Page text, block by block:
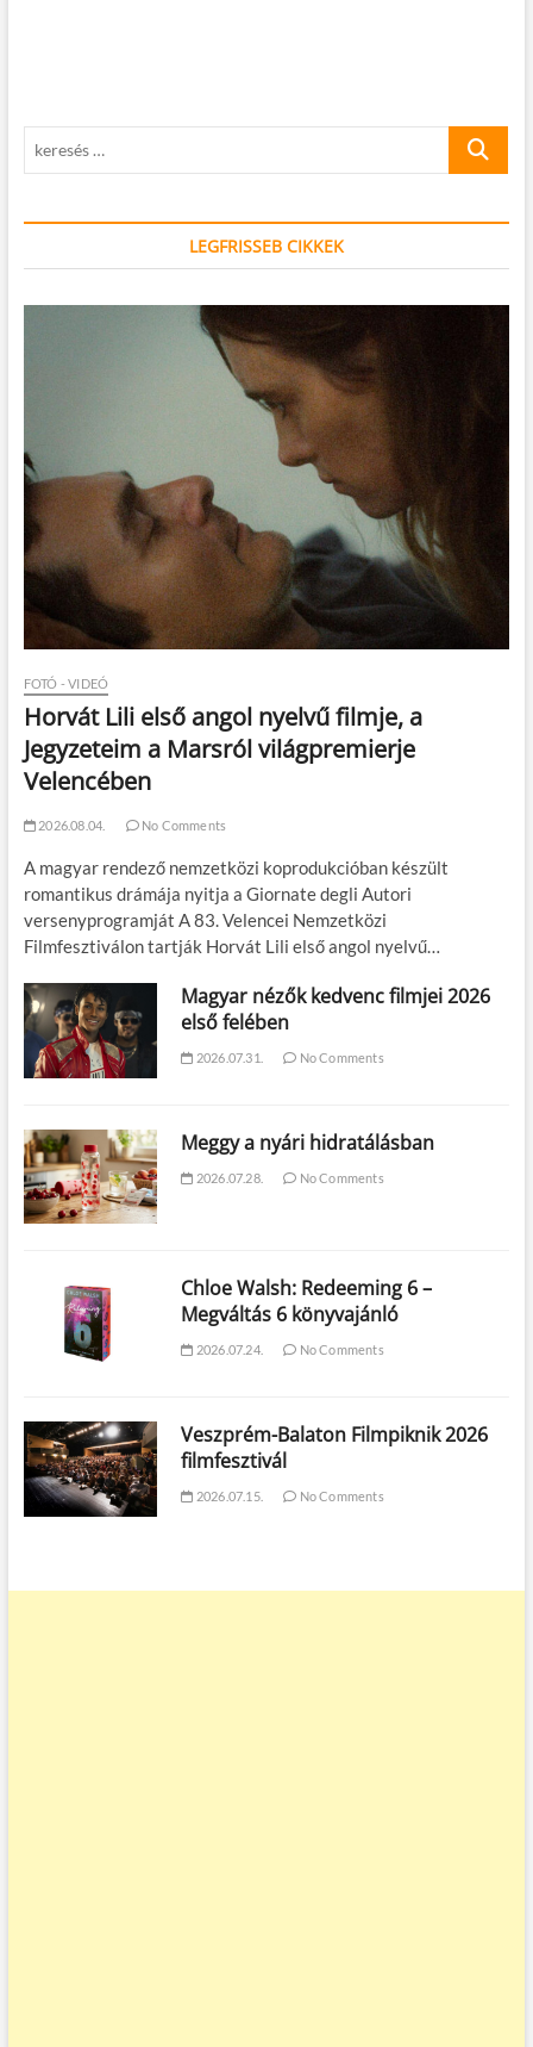
keresés
LEGFRISSEB CIKKEK
FOTÓ - VIDEÓ
Horvát Lili első angol nyelvű filmje, a
Jegyzeteim a Marsról világpremierje
Velencében
2026.08.04. No Comments
A magyar rendező nemzetközi koprodukcióban készült
romantikus drámája nyitja a Giornate degli Autori
versenyprogramját A 83. Velencei Nemzetközi
Filmfesztiválon tartják Horvát Lili első angol nyelvű…
Magyar nézők kedvenc filmjei 2026
első felében
2026.07.31. No Comments
Meggy a nyári hidratálásban
2026.07.28. No Comments
Chloe Walsh: Redeeming 6 –
Megváltás 6 könyvajánló
2026.07.24. No Comments
Veszprém-Balaton Filmpiknik 2026
filmfesztivál
2026.07.15. No Comments